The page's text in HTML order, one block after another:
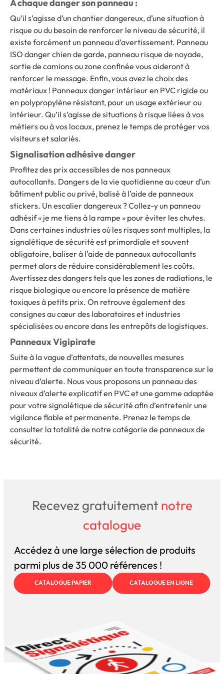
À chaque danger son panneau :
Qu’il s’agisse d’un chantier dangereux, d’une situation à
risque ou du besoin de renforcer le niveau de sécurité, il
existe forcément un panneau d’avertissement. Panneau
ISO danger chien de garde, panneau risque de noyade,
sortie de camions ou zone confinée vous aideront à
renforcer le message. Enfin, vous avez le choix des
matériaux ! Panneaux danger intérieur en PVC rigide ou
en polypropylène résistant, pour un usage extérieur ou
intérieur. Qu’il s’agisse de situations à risque liées à vos
métiers ou à vos locaux, prenez le temps de protéger vos
visiteurs et salariés.
Signalisation adhésive danger
Profitez des prix accessibles de nos panneaux
autocollants. Dangers de la vie quotidienne au cœur d’un
bâtiment public ou privé, balisé à l’aide de panneaux
stickers. Un escalier dangereux ? Collez-y un panneau
adhésif « je me tiens à la rampe » pour éviter les chutes.
Dans certaines industries où les risques sont multiples, la
signalétique de sécurité est primordiale et souvent
obligatoire, baliser à l’aide de panneaux autocollants
permet alors de réduire considérablement les coûts.
Avertissez des dangers tels que les zones de radiations, le
risque biologique ou encore la présence de matière
toxiques à petits prix. On retrouve également des
consignes au cœur des laboratoires et industries
spécialisées ou encore dans les entrepôts de logistiques.
Panneaux Vigipirate
Suite à la vague d’attentats, de nouvelles mesures
permettent de communiquer en toute transparence sur le
niveau d’alerte. Nous vous proposons un panneau des
niveaux d’alerte explicatif en PVC et une gamme adaptée
pour votre signalétique de sécurité afin d’entretenir une
vigilance fiable et permanente. Prenez le temps de
consulter la totalité de notre catégorie de panneaux de
sécurité.
Recevez gratuitement notre
catalogue
Accédez à une large sélection de produits
parmi plus de 35 000 références !
CATALOGUE PAPIER CATALOGUE EN LIGNE